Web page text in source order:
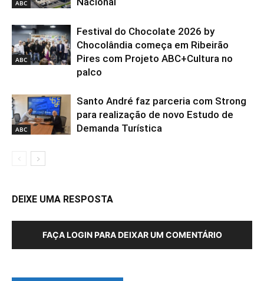
ABC
ABC
Festival do Chocolate 2026 by
Chocolândia começa em Ribeirão
Pires com Projeto ABC+Cultura no
palco
ABC
Santo André faz parceria com Strong
para realização de novo Estudo de
Demanda Turística
DEIXE UMA RESPOSTA
FAÇA LOGIN PARA DEIXAR UM COMENTÁRIO